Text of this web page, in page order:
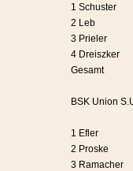
1 Schuster
2 Leb
3 Prieler
4 Dreiszker
Gesamt
BSK Union
1 Efler
2 Proske
3 Ramacher